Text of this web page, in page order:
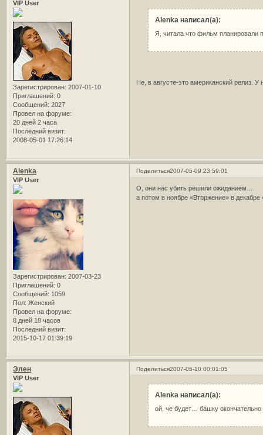
VIP User
Зарегистрирован: 2007-01-10
Приглашений: 0
Сообщений: 2027
Провел на форуме:
20 дней 2 часа
Последний визит:
2008-05-01 17:26:14
Alenka написал(а):
Я, читала что фильм планировали
Не, в августе-это американский релиз.
Поделиться2007-05-09 23:59:01
Alenka
VIP User
Зарегистрирован: 2007-03-23
Приглашений: 0
Сообщений: 1059
Пол: Женский
Провел на форуме:
8 дней 18 часов
Последний визит:
2015-10-17 01:39:19
О, они нас убить решили ожиданием…
а потом в ноябре «Вторжение» в
Поделиться2007-05-10 00:01:05
Элен
VIP User
Alenka написал(а):
ой, че будет… башку